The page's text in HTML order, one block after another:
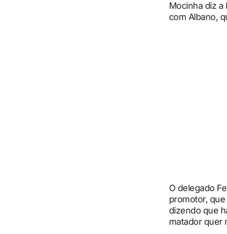
Mocinha diz a
com Albano,
O delegado
promotor,
dizendo que
matador quer